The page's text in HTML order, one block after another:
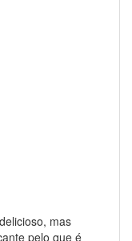
mas
pelo que é